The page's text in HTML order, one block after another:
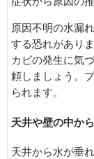
原因不明の水漏
する恐れがあり
カビの発生に気
頼しましょう。
られます。
天井や壁の中か
天井から水が垂